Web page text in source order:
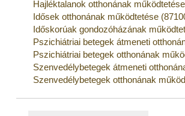
Hajléktalanok otthonának
Idősek otthonának működtetése
Időskorúak gondozóházának
Pszichiátriai betegek átmeneti
Pszichiátriai betegek otthonának
Szenvedélybetegek átmeneti
Szenvedélybetegek otthonának